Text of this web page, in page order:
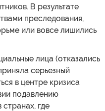
В результате
преследования,
или вовсе лишились
лица (отказались
серьезный
в центре кризиса
подавлению
где